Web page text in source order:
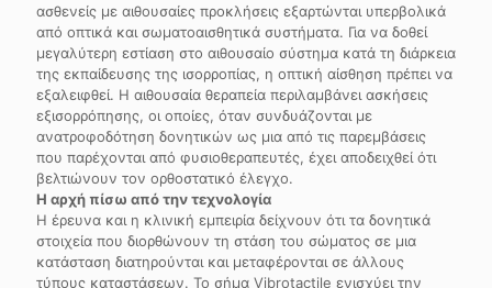
ασθενείς με αιθουσαίες προκλήσεις εξαρτώνται υπερβολικά
από οπτικά και σωματοαισθητικά συστήματα. Για να δοθεί
μεγαλύτερη εστίαση στο αιθουσαίο σύστημα κατά τη διάρκεια
της εκπαίδευσης της ισορροπίας, η οπτική αίσθηση πρέπει να
εξαλειφθεί. Η αιθουσαία θεραπεία περιλαμβάνει ασκήσεις
εξισορρόπησης, οι οποίες, όταν συνδυάζονται με
ανατροφοδότηση δονητικών ως μια από τις παρεμβάσεις
που παρέχονται από φυσιοθεραπευτές, έχει αποδειχθεί ότι
βελτιώνουν τον ορθοστατικό έλεγχο.
Η αρχή πίσω από την τεχνολογία
Η έρευνα και η κλινική εμπειρία δείχνουν ότι τα δονητικά
στοιχεία που διορθώνουν τη στάση του σώματος σε μια
κατάσταση διατηρούνται και μεταφέρονται σε άλλους
τύπους καταστάσεων. Το σήμα Vibrotactile ενισχύει την